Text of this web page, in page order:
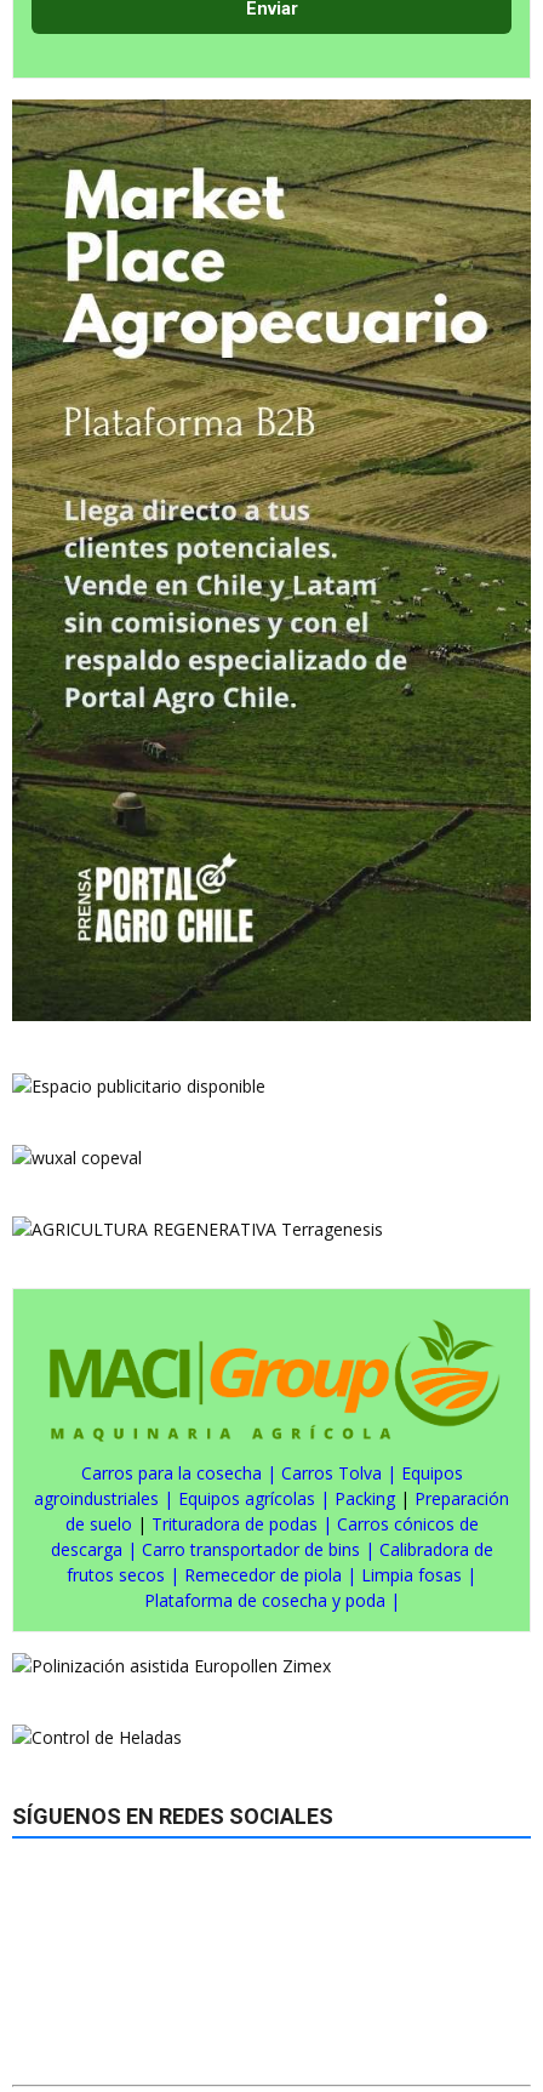
Carros para la cosecha | Carros Tolva | Equipos
agroindustriales | Equipos agrícolas | Packing | Preparación
de suelo | Trituradora de podas | Carros cónicos de
descarga | Carro transportador de bins | Calibradora de
frutos secos | Remecedor de piola | Limpia fosas |
Plataforma de cosecha y poda |
SÍGUENOS EN REDES SOCIALES